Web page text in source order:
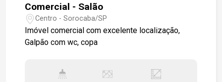
Comercial - Salão
Centro - Sorocaba/SP
Imóvel comercial com excelente localização,
Galpão com wc, copa